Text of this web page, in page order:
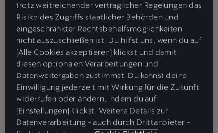
trotz weitreichender vertraglicher Regelungen das
Risiko des Zugriffs staatlicher Behörden und
eingeschränkter Rechtsbehelfsmöglichkeiten
nicht auszuschließen ist. Du hilfst uns, wenn du auf
[Alle Cookies akzeptieren] klickst und damit
diesen optionalen Verarbeitungen und
Datenweitergaben zustimmst. Du kannst deine
Einwilligung jederzeit mit Wirkung für die Zukunft
widerrufen oder ändern, indem du auf
[Einstellungen] klickst. Weitere Details zur
Datenverarbeitung - auch durch Drittanbieter -